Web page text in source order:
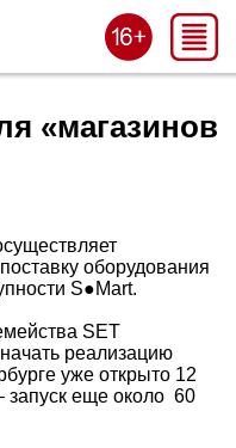
«магазинов
оборудования
S●Mart.
SET
реализацию
уже открыто 12
запуск еще около 60